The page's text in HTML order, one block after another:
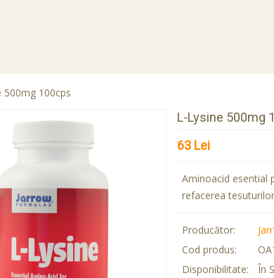
500mg 100cps
L-Lysine 500mg
63 Lei
Aminoacid esential
refacerea
Producător:
Cod produs:
Disponibilitate:
În